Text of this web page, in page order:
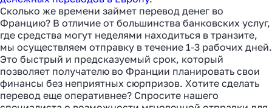
Сколько же времени займет перевод денег во
Францию? В отличие от большинства банковских услуг,
где средства могут неделями находиться в транзите,
мы осуществляем отправку в течение 1-3 рабочих дней.
Это быстрый и предсказуемый срок, который
позволяет получателю во Франции планировать свои
финансы без неприятных сюрпризов. Хотите сделать
перевод еще оперативнее? Спросите нашего